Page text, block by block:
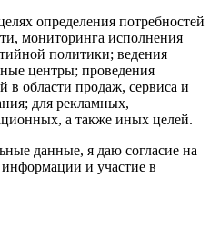
определения потребностей
мониторинга исполнения
политики; ведения
центры; проведения
в области продаж, сервиса и
для рекламных,
а также иных целей.
данные, я даю согласие на
и участие в